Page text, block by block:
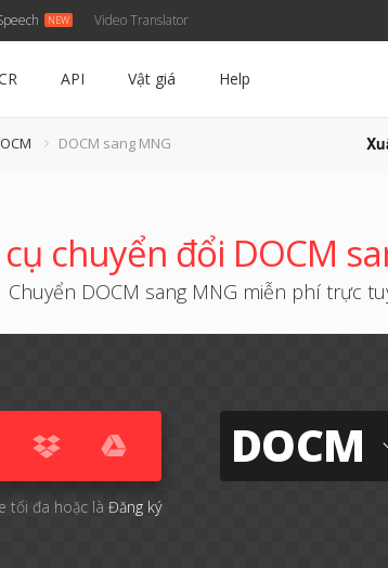
Video Translator
API Vật giá Help
DOCM sang MNG
chuyển đổi DOCM
Chuyển DOCM sang MNG miễn phí trực
tối đa hoặc là Đăng ký
DOCM